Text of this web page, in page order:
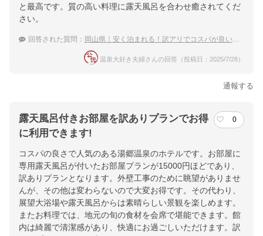
と最高です。質の高い料理に露天風呂を合わせ癒されてくだ
さい。
回答された質問： 岡山県｜安く泊まれる！訳アリでコスパが良い宿のおすすめは？
温泉大好き夫婦さんの回答（投稿日：2025/7/28）
通報する
露天風呂付きお部屋を訳ありプランでお得
に利用できます!
0
コスパの良さで人気のある湯郷温泉のホテルです。お部屋に
専用露天風呂が付いたお部屋プランが15000円ほどであり、
訳ありプランとなります。外壁工事のために眺望がありませ
んが、その他は変わらないので大変お得です。その代わり、
展望大浴場や露天風呂からは素晴らしい景観を楽しめます。
またお料理では、地元の旬の食材を会席で堪能できます。館
内は綺麗で清潔感があり、快適にお過ごしいただけます。訳